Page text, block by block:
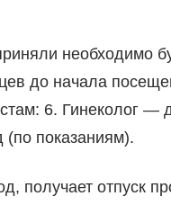
до начала
6. Гинеколог
(по показаниям).
получает отпуск